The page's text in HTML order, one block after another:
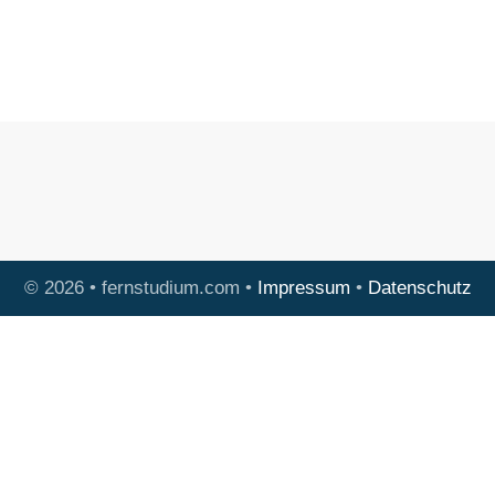
© 2026 • fernstudium.com • Impressum • Datenschutz